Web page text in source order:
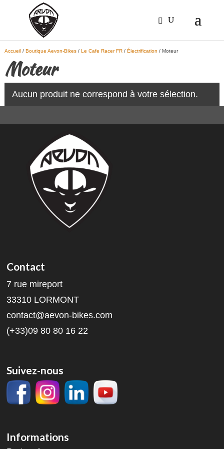
Accueil/ Boutique Aevon-Bikes/ Le Cafe Racer FR/ Électrification / Moteur
Moteur
Aucun produit ne correspond à votre sélection.
Contact
7 rue mireport
33310 LORMONT
contact@aevon-bikes.com
(+33)09 80 80 16 22
Suivez-nous
Informations